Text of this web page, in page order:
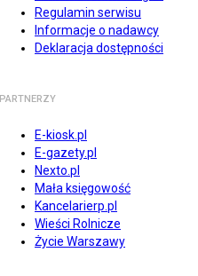
Regulamin serwisu
Informacje o nadawcy
Deklaracja dostępności
PARTNERZY
E-kiosk.pl
E-gazety.pl
Nexto.pl
Mała księgowość
Kancelarierp.pl
Wieści Rolnicze
Życie Warszawy